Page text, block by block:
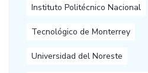
Instituto Politécnico Nacional
Tecnológico de Monterrey
Universidad del Noreste